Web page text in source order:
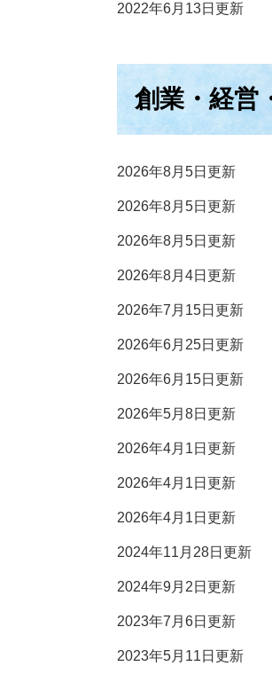
2022年6月13日更新
創業・経営
2026年8月5日更新
2026年8月5日更新
2026年8月5日更新
2026年8月4日更新
2026年7月15日更新
2026年6月25日更新
2026年6月15日更新
2026年5月8日更新
2026年4月1日更新
2026年4月1日更新
2026年4月1日更新
2024年11月28日更新
2024年9月2日更新
2023年7月6日更新
2023年5月11日更新